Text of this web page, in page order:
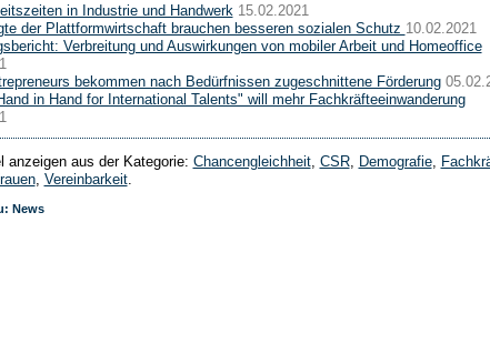
in Industrie und Handwerk 15.02.2021
der Plattformwirtschaft brauchen besseren sozialen Schutz 10.02.2021
Verbreitung und Auswirkungen von mobiler Arbeit und Homeoffice
bekommen nach Bedürfnissen zugeschnittene Förderung
in Hand for International Talents" will mehr Fachkräfteeinwanderung
anzeigen aus der Kategorie: Chancengleichheit, CSR, Demografie,
, Vereinbarkeit.
News